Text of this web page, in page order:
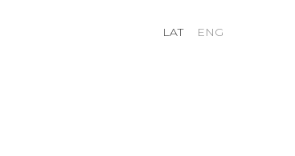
LAT ENG